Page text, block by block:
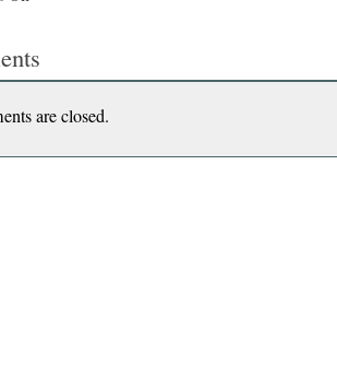
za
are closed.